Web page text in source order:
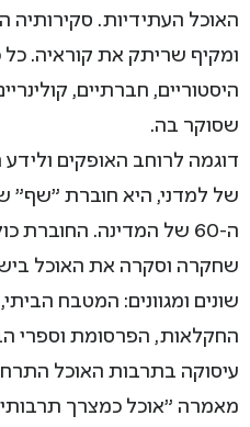
האוכל העתידיות.
ומקיף שריתק את קוראיה.
היסטוריים, חברתיים,
שסוקר בה.
דוגמה לרוחב האופקים
של למדני, היא חוברת "שף"
ה-60 של המדינה. החוברת
שחקרה וסקרה את האוכל
שונים ומגוונים: המטבח
החקלאות, הפרסומת וספרי
עיסוקה בתרבות האוכל
מאמרה "אוכל כמצרך